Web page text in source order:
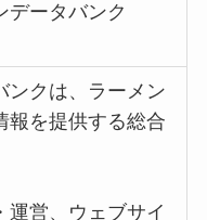
データバンク
ンクは、ラーメン
報を提供する総合
運営、ウェブサイ